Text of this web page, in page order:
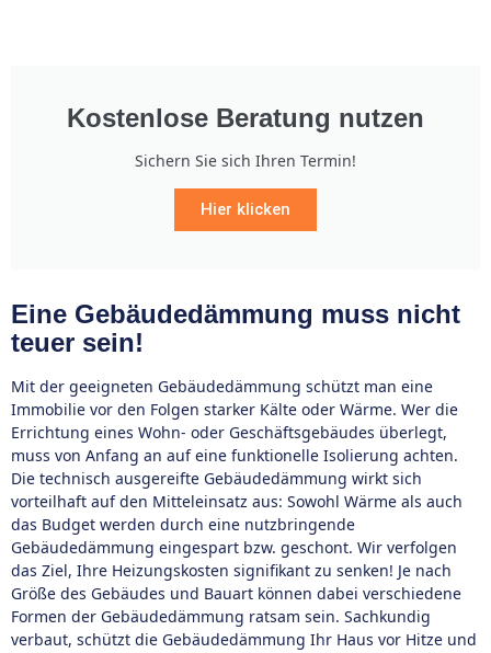
Kostenlose Beratung nutzen
Sichern Sie sich Ihren Termin!
Hier klicken
Eine Gebäudedämmung muss nicht
teuer sein!
Mit der geeigneten Gebäudedämmung schützt man eine
Immobilie vor den Folgen starker Kälte oder Wärme. Wer die
Errichtung eines Wohn- oder Geschäftsgebäudes überlegt,
muss von Anfang an auf eine funktionelle Isolierung achten.
Die technisch ausgereifte Gebäudedämmung wirkt sich
vorteilhaft auf den Mitteleinsatz aus: Sowohl Wärme als auch
das Budget werden durch eine nutzbringende
Gebäudedämmung eingespart bzw. geschont. Wir verfolgen
das Ziel, Ihre Heizungskosten signifikant zu senken! Je nach
Größe des Gebäudes und Bauart können dabei verschiedene
Formen der Gebäudedämmung ratsam sein. Sachkundig
verbaut, schützt die Gebäudedämmung Ihr Haus vor Hitze und